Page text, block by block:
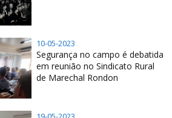
10-05-2023
Segurança no campo é debatida
em reunião no Sindicato Rural
de Marechal Rondon